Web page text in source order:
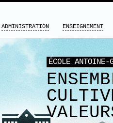
ÉCOLE ANTOINE-
ADMINISTRATION ENSEIGNEMENT